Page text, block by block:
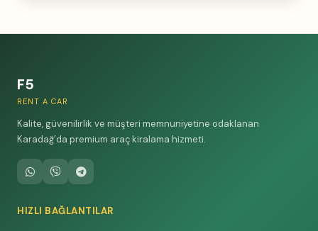
F5
RENT A CAR
Kalite, güvenilirlik ve müşteri memnuniyetine odaklanan
Karadağ’da premium araç kiralama hizmeti.
HIZLI BAĞLANTILAR